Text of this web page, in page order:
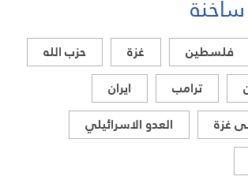
فلسطين غزة
حزب الله
ترامب
ايران
غزة
العدو الاسرائيلي